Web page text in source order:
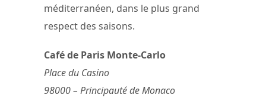
méditerranéen, dans le plus grand
respect des saisons.
Café de Paris Monte-Carlo
Place du Casino
98000 – Principauté de Monaco